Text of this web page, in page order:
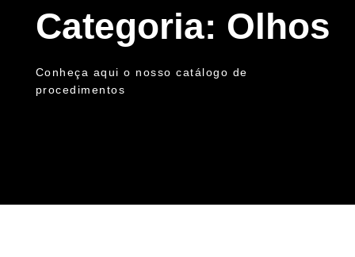
Categoria: Olhos
Conheça aqui o nosso catálogo de
procedimentos